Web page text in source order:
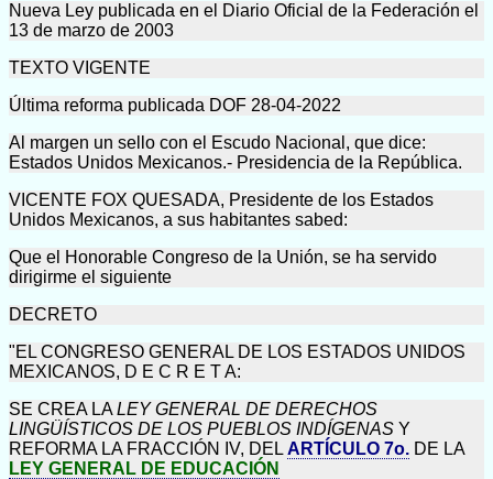
Nueva Ley publicada en el Diario Oficial de la Federación el
13 de marzo de 2003
TEXTO VIGENTE
Última reforma publicada DOF 28-04-2022
Al margen un sello con el Escudo Nacional, que dice:
Estados Unidos Mexicanos.- Presidencia de la República.
VICENTE FOX QUESADA, Presidente de los Estados
Unidos Mexicanos, a sus habitantes sabed:
Que el Honorable Congreso de la Unión, se ha servido
dirigirme el siguiente
DECRETO
"EL CONGRESO GENERAL DE LOS ESTADOS UNIDOS
MEXICANOS, D E C R E T A:
SE CREA LALEY GENERAL DE DERECHOS
LINGÜÍSTICOS DE LOS PUEBLOS INDÍGENAS Y
REFORMA LA FRACCIÓN IV, DEL ARTÍCULO 7o. DE LA
LEY GENERAL DE EDUCACIÓN